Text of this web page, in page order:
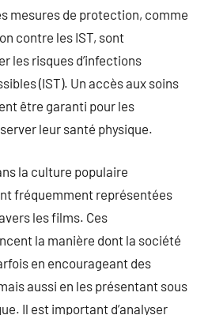
mesures de protection, comme
contre les IST, sont
les risques d’infections
(IST). Un accès aux soins
être garanti pour les
leur santé physique.
la culture populaire
fréquemment représentées
les films. Ces
la manière dont la société
en encourageant des
aussi en les présentant sous
Il est important d’analyser